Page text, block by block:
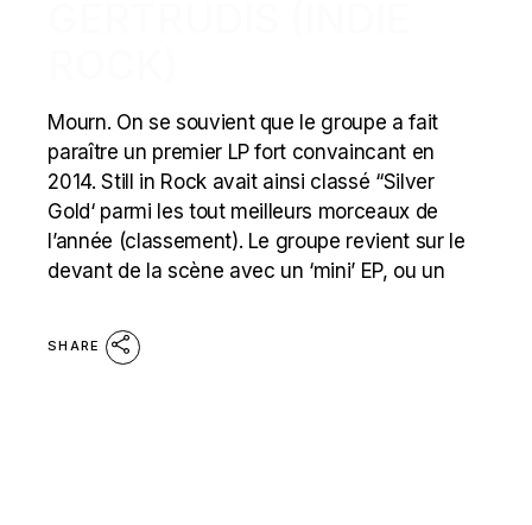
Mourn. On se souvient que le groupe a fait
paraître un premier LP fort convaincant en
2014. Still in Rock avait ainsi classé “Silver
Gold‘ parmi les tout meilleurs morceaux de
l’année (classement). Le groupe revient sur le
devant de la scène avec un ‘mini’ EP, ou un
SHARE